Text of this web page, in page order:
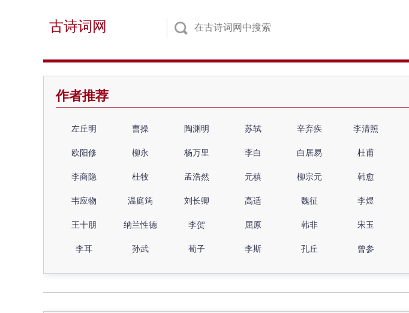
古诗词网
作者推荐
左丘明 曹操 陶渊明 苏轼 辛弃疾 李清照
欧阳修 柳永 杨万里 李白 白居易 杜甫
李商隐 杜牧 孟浩然 元稹 柳宗元 韩愈
韦应物 温庭筠 刘长卿 高适 魏征 李煜
王十朋 纳兰性德 李贺 屈原 韩非 宋玉
李耳 孙武 荀子 李斯 孔丘 曾参